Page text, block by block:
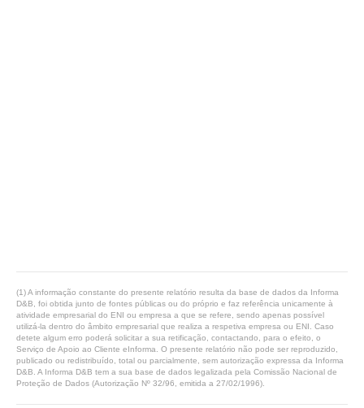
(1) A informação constante do presente relatório resulta da base de dados da Informa
D&B, foi obtida junto de fontes públicas ou do próprio e faz referência unicamente à
atividade empresarial do ENI ou empresa a que se refere, sendo apenas possível
utilizá-la dentro do âmbito empresarial que realiza a respetiva empresa ou ENI. Caso
detete algum erro poderá solicitar a sua retificação, contactando, para o efeito, o
Serviço de Apoio ao Cliente eInforma. O presente relatório não pode ser reproduzido,
publicado ou redistribuído, total ou parcialmente, sem autorização expressa da Informa
D&B. A Informa D&B tem a sua base de dados legalizada pela Comissão Nacional de
Proteção de Dados (Autorização Nº 32/96, emitida a 27/02/1996).